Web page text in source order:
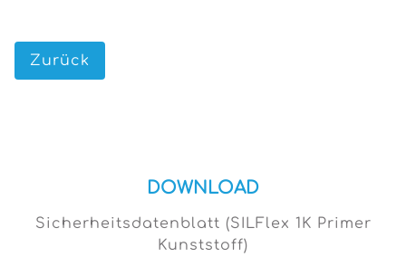
Zurück
DOWNLOAD
Sicherheitsdatenblatt (SILFlex 1K Primer
Kunststoff)